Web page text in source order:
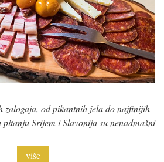
zalogaja, od pikantnih jela do najfinijih
Srijem i Slavonija su nenadmašni
više